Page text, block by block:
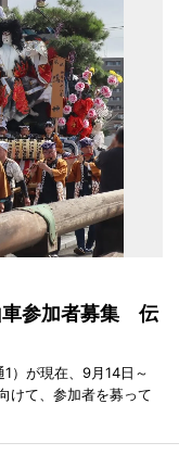
車参加者募集 伝
）が現在、9月14日～
けて、参加者を募って